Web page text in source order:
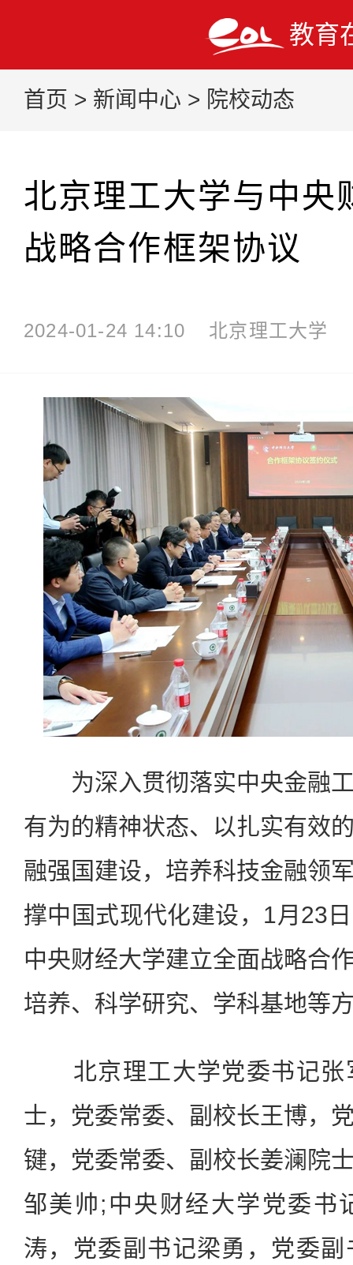
教育
首页 > 新闻中心 > 院校动态
北京理工大学与中央
战略合作框架协议
2024-01-24 14:10 北京理工大学
为深入贯彻落实中央金融工
有为的精神状态、以扎实有效
融强国建设，培养科技金融领
撑中国式现代化建设，1月23
中央财经大学建立全面战略合
培养、科学研究、学科基地等
北京理工大学党委书记张
士，党委常委、副校长王博，
键，党委常委、副校长姜澜院
邹美帅;中央财经大学党委书
涛，党委副书记梁勇，党委